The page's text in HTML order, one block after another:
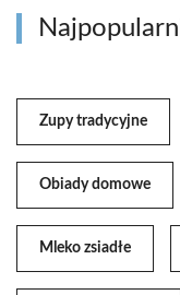
Zupy tradycyjne
Obiady domowe
Mleko zsiadłe